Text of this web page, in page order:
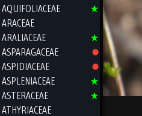
AQUIFOLIACEAE
ARACEAE
ARALIACEAE
ASPARAGACEAE
ASPIDIACEAE
ASPLENIACEAE
ASTERACEAE
ATHYRIACEAE